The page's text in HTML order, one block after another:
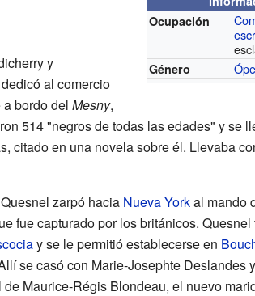
Ocupación
Género
y
al comercio
bordo del Mesny,
514 "negros de todas las edades" y se
citado en una novela sobre él. Llevaba
zarpó hacia Nueva Yorkal mando
fue capturado por los británicos.
y se le permitió establecerse en
se casó con Marie-Josephte Deslandes
de Maurice-Régis Blondeau, el nuevo